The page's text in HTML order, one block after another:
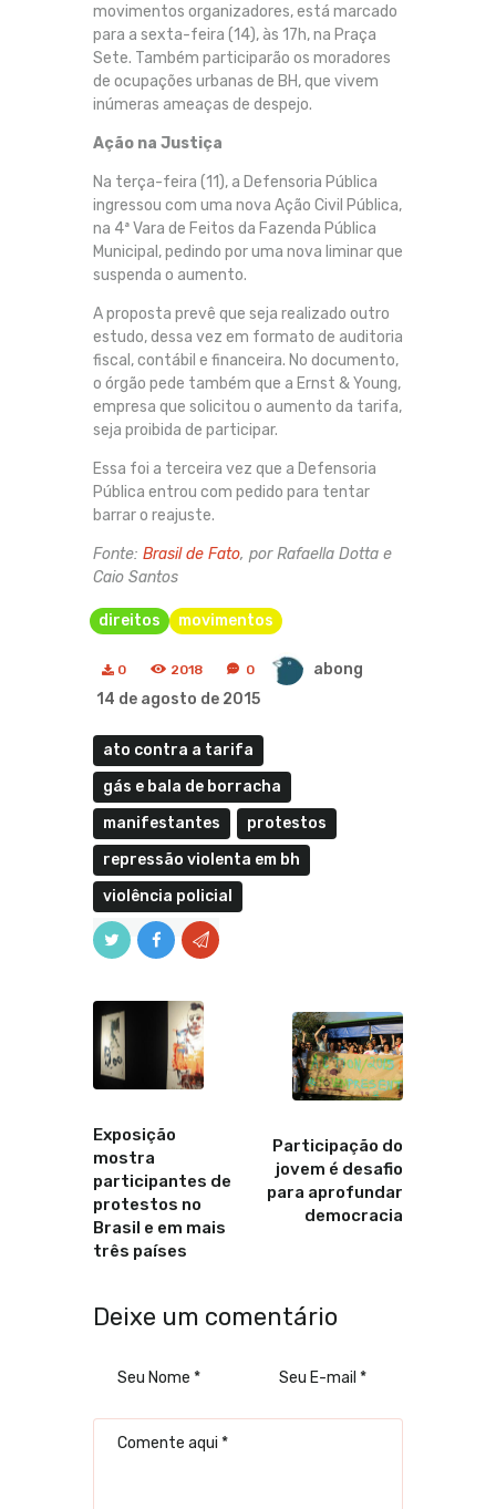
movimentos organizadores, está marcado
para a sexta-feira (14), às 17h, na Praça
Sete. Também participarão os moradores
de ocupações urbanas de BH, que vivem
inúmeras ameaças de despejo.
Ação na Justiça
Na terça-feira (11), a Defensoria Pública
ingressou com uma nova Ação Civil Pública,
na 4ª Vara de Feitos da Fazenda Pública
Municipal, pedindo por uma nova liminar que
suspenda o aumento.
A proposta prevê que seja realizado outro
estudo, dessa vez em formato de auditoria
fiscal, contábil e financeira. No documento,
o órgão pede também que a Ernst & Young,
empresa que solicitou o aumento da tarifa,
seja proibida de participar.
Essa foi a terceira vez que a Defensoria
Pública entrou com pedido para tentar
barrar o reajuste.
Fonte: Brasil de Fato, por Rafaella Dotta e
Caio Santos
direitos movimentos
0 2018 0
abong
14 de agosto de 2015
ato contra a tarifa
gás e bala de borracha
manifestantes
protestos
repressão violenta em bh
violência policial
Exposição
mostra
participantes de
protestos no
Brasil e em mais
três países
Participação do
jovem é desafio
para aprofundar
democracia
Deixe um comentário